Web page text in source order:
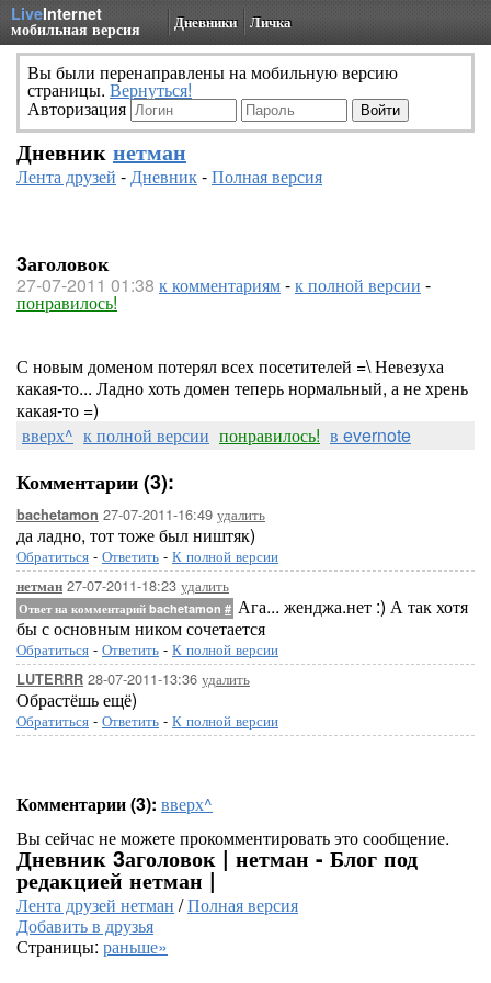
LiveInternet
мобильная версия Дневники Личка
Вы были перенаправлены на мобильную версию
страницы. Вернуться!
Авторизация
Дневник нетман
Лента друзей -Дневник-Полная версия
3аголовок
27-07-2011 01:38 к комментариям-к полной версии -
понравилось!
С новым доменом потерял всех посетителей =\ Невезуха
какая-то... Ладно хоть домен теперь нормальный, а не хрень
какая-то =)
вверх^ к полной версии понравилось! в evernote
Комментарии (3):
bachetamon 27-07-2011-16:49 удалить
да ладно, тот тоже был ништяк)
Обратиться - Ответить - К полной версии
нетман 27-07-2011-18:23 удалить
Ответ на комментарий bachetamon # Ага... женджа.нет :) А так хотя
бы с основным ником сочетается
Обратиться - Ответить - К полной версии
LUTERRR 28-07-2011-13:36 удалить
Обрастёшь ещё)
Обратиться - Ответить - К полной версии
Комментарии (3): вверх^
Вы сейчас не можете прокомментировать это сообщение.
Дневник 3аголовок | нетман - Блог под
редакцией нетман |
Лента друзей нетман /Полная версия
Добавить в друзья
Страницы: раньше»